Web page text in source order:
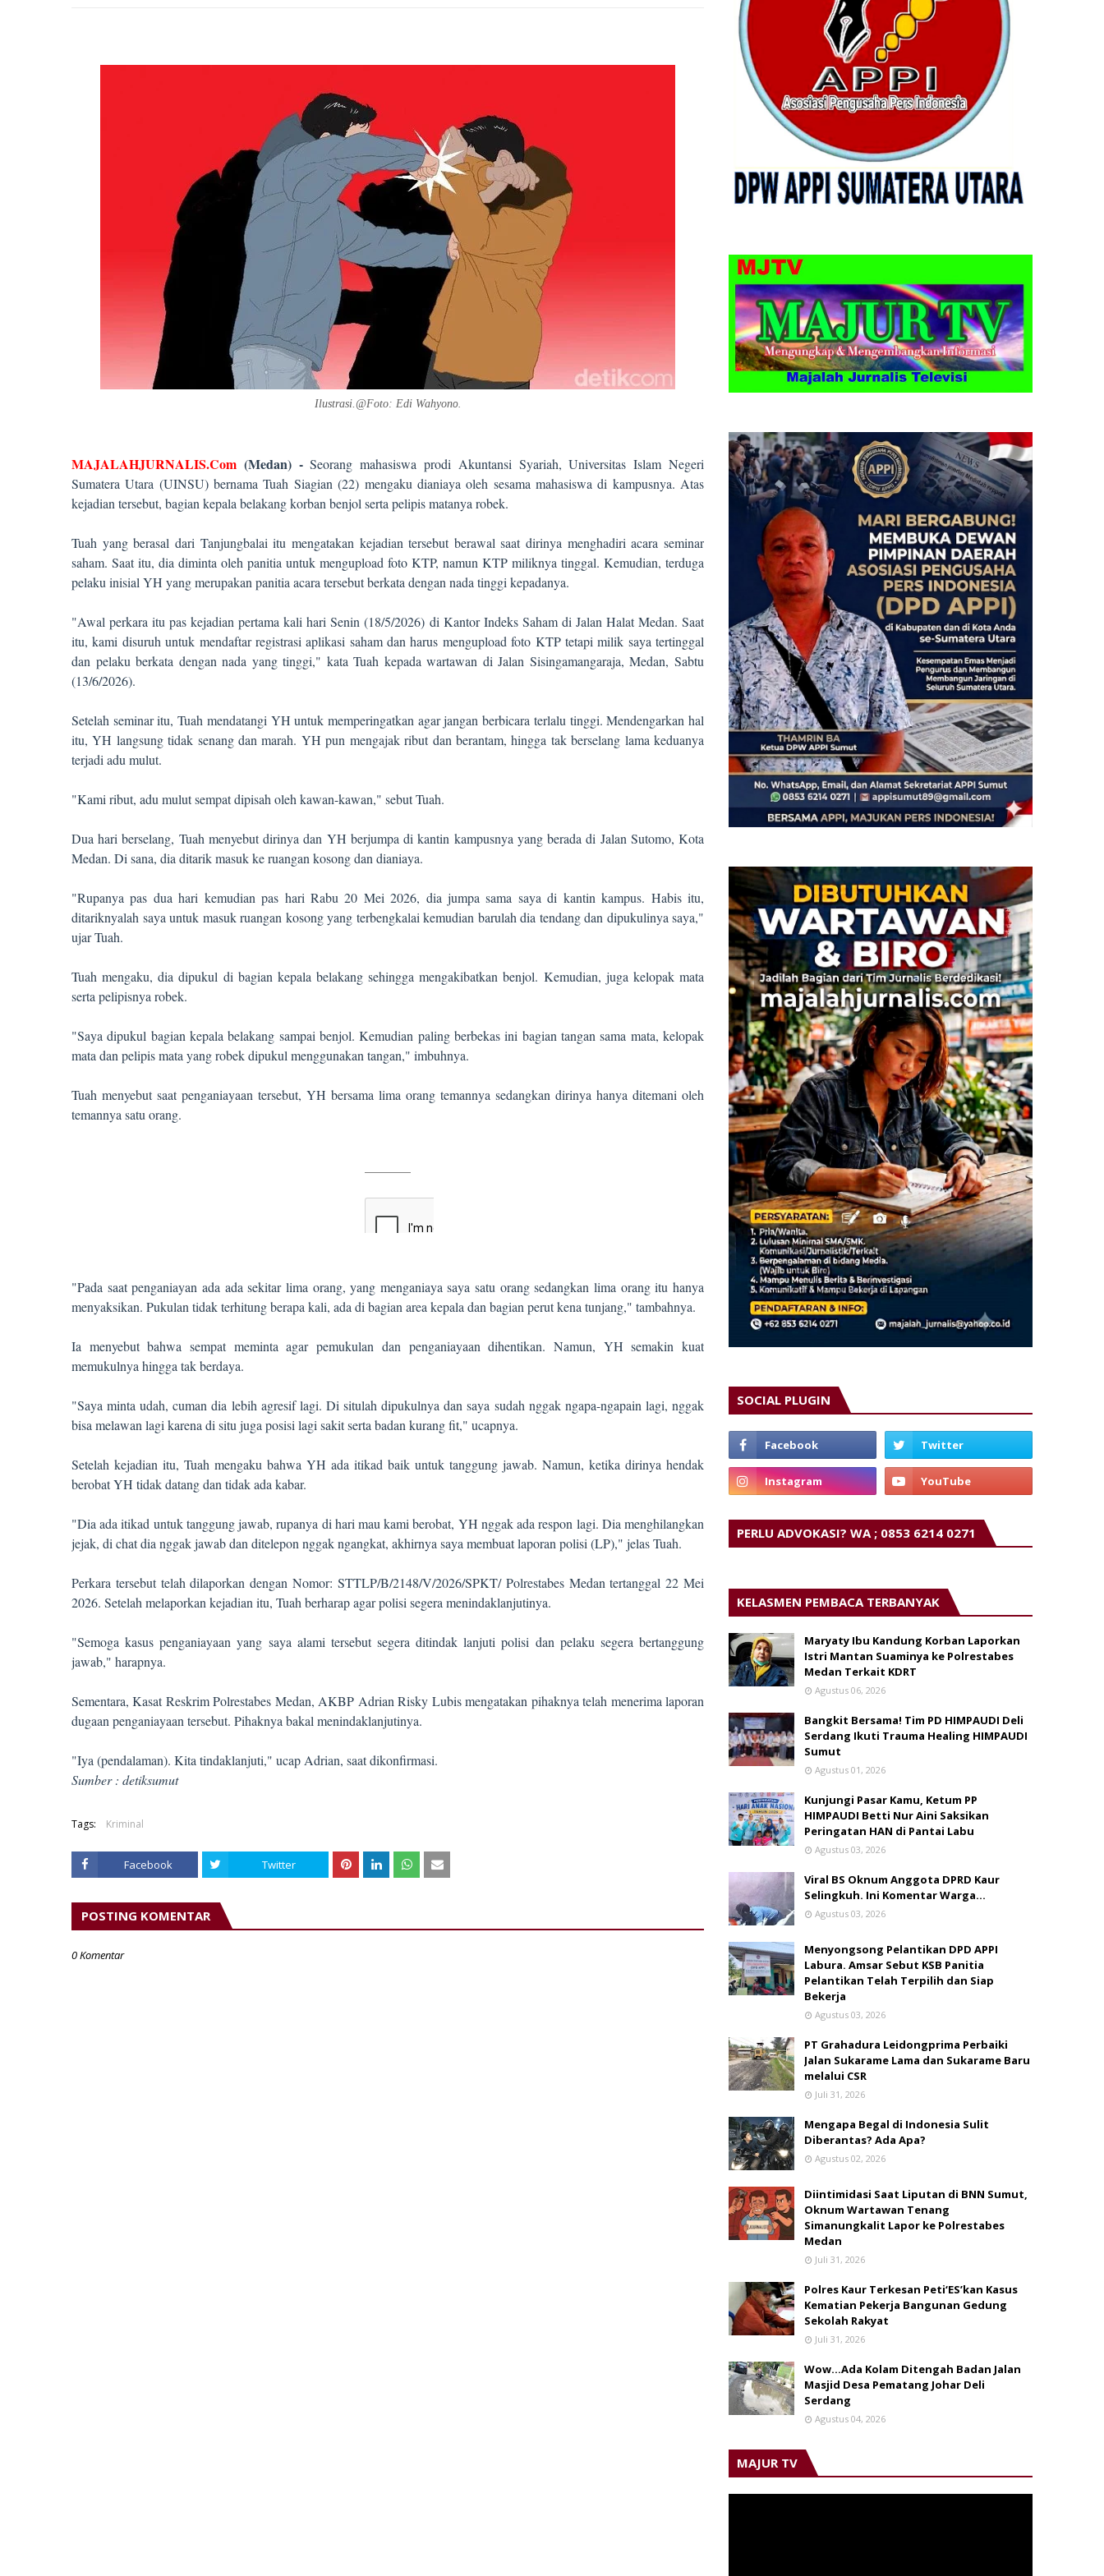
Ilustrasi.@Foto: Edi Wahyono.
MAJALAHJURNALIS.Com (Medan) -Seorang mahasiswa prodi Akuntansi Syariah, Universitas Islam Negeri
Sumatera Utara (UINSU) bernama Tuah Siagian (22) mengaku dianiaya oleh sesama mahasiswa di kampusnya. Atas
kejadian tersebut, bagian kepala belakang korban benjol serta pelipis matanya robek.
Tuah yang berasal dari Tanjungbalai itu mengatakan kejadian tersebut berawal saat dirinya menghadiri acara seminar
saham. Saat itu, dia diminta oleh panitia untuk mengupload foto KTP, namun KTP miliknya tinggal. Kemudian, terduga
pelaku inisial YH yang merupakan panitia acara tersebut berkata dengan nada tinggi kepadanya.
"Awal perkara itu pas kejadian pertama kali hari Senin (18/5/2026) di Kantor Indeks Saham di Jalan Halat Medan. Saat
itu, kami disuruh untuk mendaftar registrasi aplikasi saham dan harus mengupload foto KTP tetapi milik saya tertinggal
dan pelaku berkata dengan nada yang tinggi," kata Tuah kepada wartawan di Jalan Sisingamangaraja, Medan, Sabtu
(13/6/2026).
Setelah seminar itu, Tuah mendatangi YH untuk memperingatkan agar jangan berbicara terlalu tinggi. Mendengarkan hal
itu, YH langsung tidak senang dan marah. YH pun mengajak ribut dan berantam, hingga tak berselang lama keduanya
terjadi adu mulut.
"Kami ribut, adu mulut sempat dipisah oleh kawan-kawan," sebut Tuah.
Dua hari berselang, Tuah menyebut dirinya dan YH berjumpa di kantin kampusnya yang berada di Jalan Sutomo, Kota
Medan. Di sana, dia ditarik masuk ke ruangan kosong dan dianiaya.
"Rupanya pas dua hari kemudian pas hari Rabu 20 Mei 2026, dia jumpa sama saya di kantin kampus. Habis itu,
ditariknyalah saya untuk masuk ruangan kosong yang terbengkalai kemudian barulah dia tendang dan dipukulinya saya,"
ujar Tuah.
Tuah mengaku, dia dipukul di bagian kepala belakang sehingga mengakibatkan benjol. Kemudian, juga kelopak mata
serta pelipisnya robek.
"Saya dipukul bagian kepala belakang sampai benjol. Kemudian paling berbekas ini bagian tangan sama mata, kelopak
mata dan pelipis mata yang robek dipukul menggunakan tangan," imbuhnya.
Tuah menyebut saat penganiayaan tersebut, YH bersama lima orang temannya sedangkan dirinya hanya ditemani oleh
temannya satu orang.
"Pada saat penganiayan ada ada sekitar lima orang, yang menganiaya saya satu orang sedangkan lima orang itu hanya
menyaksikan. Pukulan tidak terhitung berapa kali, ada di bagian area kepala dan bagian perut kena tunjang," tambahnya.
Ia menyebut bahwa sempat meminta agar pemukulan dan penganiayaan dihentikan. Namun, YH semakin kuat
memukulnya hingga tak berdaya.
"Saya minta udah, cuman dia lebih agresif lagi. Di situlah dipukulnya dan saya sudah nggak ngapa-ngapain lagi, nggak
bisa melawan lagi karena di situ juga posisi lagi sakit serta badan kurang fit," ucapnya.
Setelah kejadian itu, Tuah mengaku bahwa YH ada itikad baik untuk tanggung jawab. Namun, ketika dirinya hendak
berobat YH tidak datang dan tidak ada kabar.
"Dia ada itikad untuk tanggung jawab, rupanya di hari mau kami berobat, YH nggak ada respon lagi. Dia menghilangkan
jejak, di chat dia nggak jawab dan ditelepon nggak ngangkat, akhirnya saya membuat laporan polisi (LP)," jelas Tuah.
Perkara tersebut telah dilaporkan dengan Nomor: STTLP/B/2148/V/2026/SPKT/ Polrestabes Medan tertanggal 22 Mei
2026. Setelah melaporkan kejadian itu, Tuah berharap agar polisi segera menindaklanjutinya.
"Semoga kasus penganiayaan yang saya alami tersebut segera ditindak lanjuti polisi dan pelaku segera bertanggung
jawab," harapnya.
Sementara, Kasat Reskrim Polrestabes Medan, AKBP Adrian Risky Lubis mengatakan pihaknya telah menerima laporan
dugaan penganiayaan tersebut. Pihaknya bakal menindaklanjutinya.
"Iya (pendalaman). Kita tindaklanjuti," ucap Adrian, saat dikonfirmasi.
Sumber : detiksumut
Tags: Kriminal
Facebook Twitter
POSTING KOMENTAR
0 Komentar
SOCIAL PLUGIN
PERLU ADVOKASI? WA ; 0853 6214 0271
KELASMEN PEMBACA TERBANYAK
Maryaty Ibu Kandung Korban Laporkan
Istri Mantan Suaminya ke Polrestabes
Medan Terkait KDRT
Agustus 06, 2026
Bangkit Bersama! Tim PD HIMPAUDI Deli
Serdang Ikuti Trauma Healing HIMPAUDI
Sumut
Agustus 01, 2026
Kunjungi Pasar Kamu, Ketum PP
HIMPAUDI Betti Nur Aini Saksikan
Peringatan HAN di Pantai Labu
Agustus 03, 2026
Viral BS Oknum Anggota DPRD Kaur
Selingkuh. Ini Komentar Warga…
Agustus 03, 2026
Menyongsong Pelantikan DPD APPI
Labura. Amsar Sebut KSB Panitia
Pelantikan Telah Terpilih dan Siap
Bekerja
Agustus 03, 2026
PT Grahadura Leidongprima Perbaiki
Jalan Sukarame Lama dan Sukarame Baru
melalui CSR
Juli 31, 2026
Mengapa Begal di Indonesia Sulit
Diberantas? Ada Apa?
Agustus 02, 2026
Diintimidasi Saat Liputan di BNN Sumut,
Oknum Wartawan Tenang
Simanungkalit Lapor ke Polrestabes
Medan
Juli 31, 2026
Polres Kaur Terkesan Peti‘ES’kan Kasus
Kematian Pekerja Bangunan Gedung
Sekolah Rakyat
Juli 31, 2026
Wow...Ada Kolam Ditengah Badan Jalan
Masjid Desa Pematang Johar Deli
Serdang
Agustus 04, 2026
MAJUR TV